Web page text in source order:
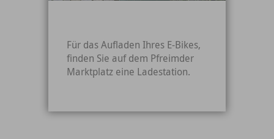
Für das Aufladen Ihres E-Bikes,
finden Sie auf dem Pfreimder
Marktplatz eine Ladestation.